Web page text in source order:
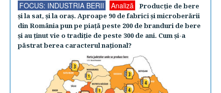
FOCUS: INDUSTRIA BERII Analiză
Producţie de bere
şi la sat, şi la oraş. Aproape 90 de fabrici şi microberării
din România pun pe piaţă peste 200 de branduri de bere
şi au ţinut vie o tradiţie de peste 300 de ani. Cum şi-a
păstrat berea caracterul naţional?